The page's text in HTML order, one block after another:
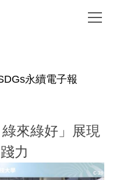
永續電子報
綠來綠好」展現
力